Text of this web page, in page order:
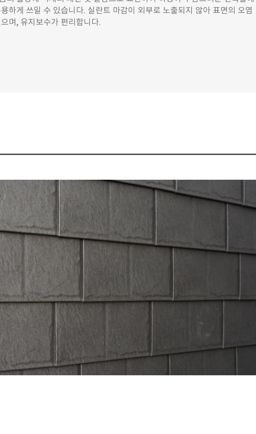
하게 쓰일 수 있습니다. 실란트 마감이 외부로 노출되지 않아 표면의 오염
며, 유지보수가 편리합니다.